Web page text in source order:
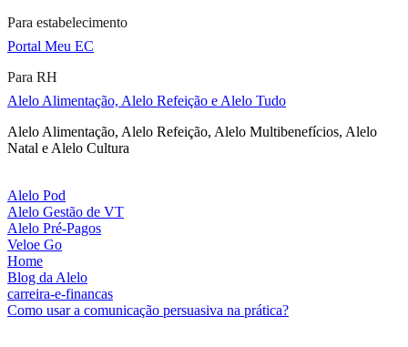
Para estabelecimento
Portal Meu EC
Para RH
Alelo Alimentação, Alelo Refeição e Alelo Tudo
Alelo Alimentação, Alelo Refeição, Alelo Multibenefícios, Alelo
Natal e Alelo Cultura
Alelo Pod
Alelo Gestão de VT
Alelo Pré-Pagos
Veloe Go
Home
Blog da Alelo
carreira-e-financas
Como usar a comunicação persuasiva na prática?